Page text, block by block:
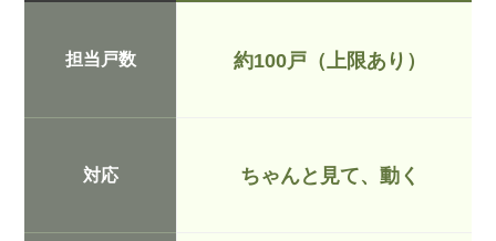
担当戸数 約100戸（上限あり）
対応 ちゃんと見て、動く